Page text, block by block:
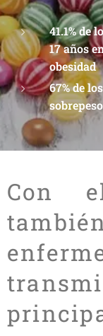
41.1% de
17 años
obesidad
67% de
Con